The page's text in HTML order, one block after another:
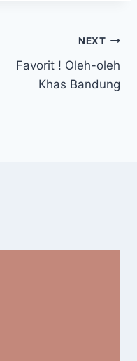
NEXT
Favorit ! Oleh-oleh
Khas Bandung